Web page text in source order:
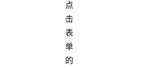
点
击
表
单
的